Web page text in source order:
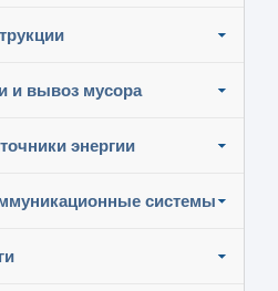
и вывоз мусора
энергии
системы